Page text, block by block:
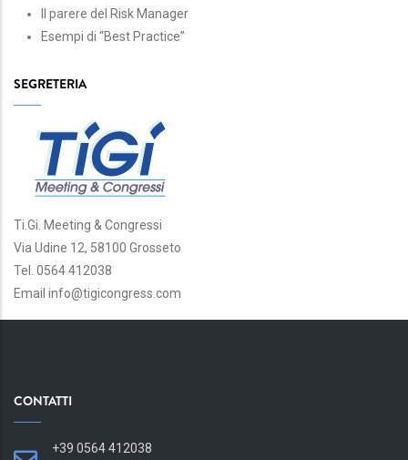
Il parere del Risk Manager
Esempi di “Best Practice”
SEGRETERIA
Ti.Gi. Meeting & Congressi
Via Udine 12, 58100 Grosseto
Tel. 0564 412038
Email info@tigicongress.com
CONTATTI
+39 0564 412038